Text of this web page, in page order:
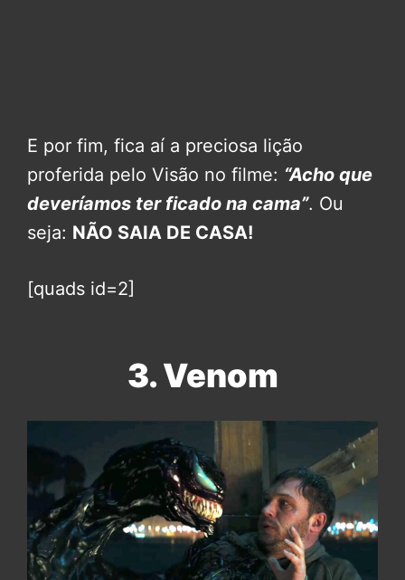
E por fim, fica aí a preciosa lição
proferida pelo Visão no filme: “Acho que
deveríamos ter ficado na cama”. Ou
seja: NÃO SAIA DE CASA!
[quads id=2]
3. Venom